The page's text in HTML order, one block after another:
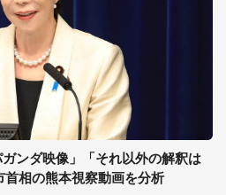
ガンダ映像」「それ以外の解釈は
相の熊本視察動画を分析